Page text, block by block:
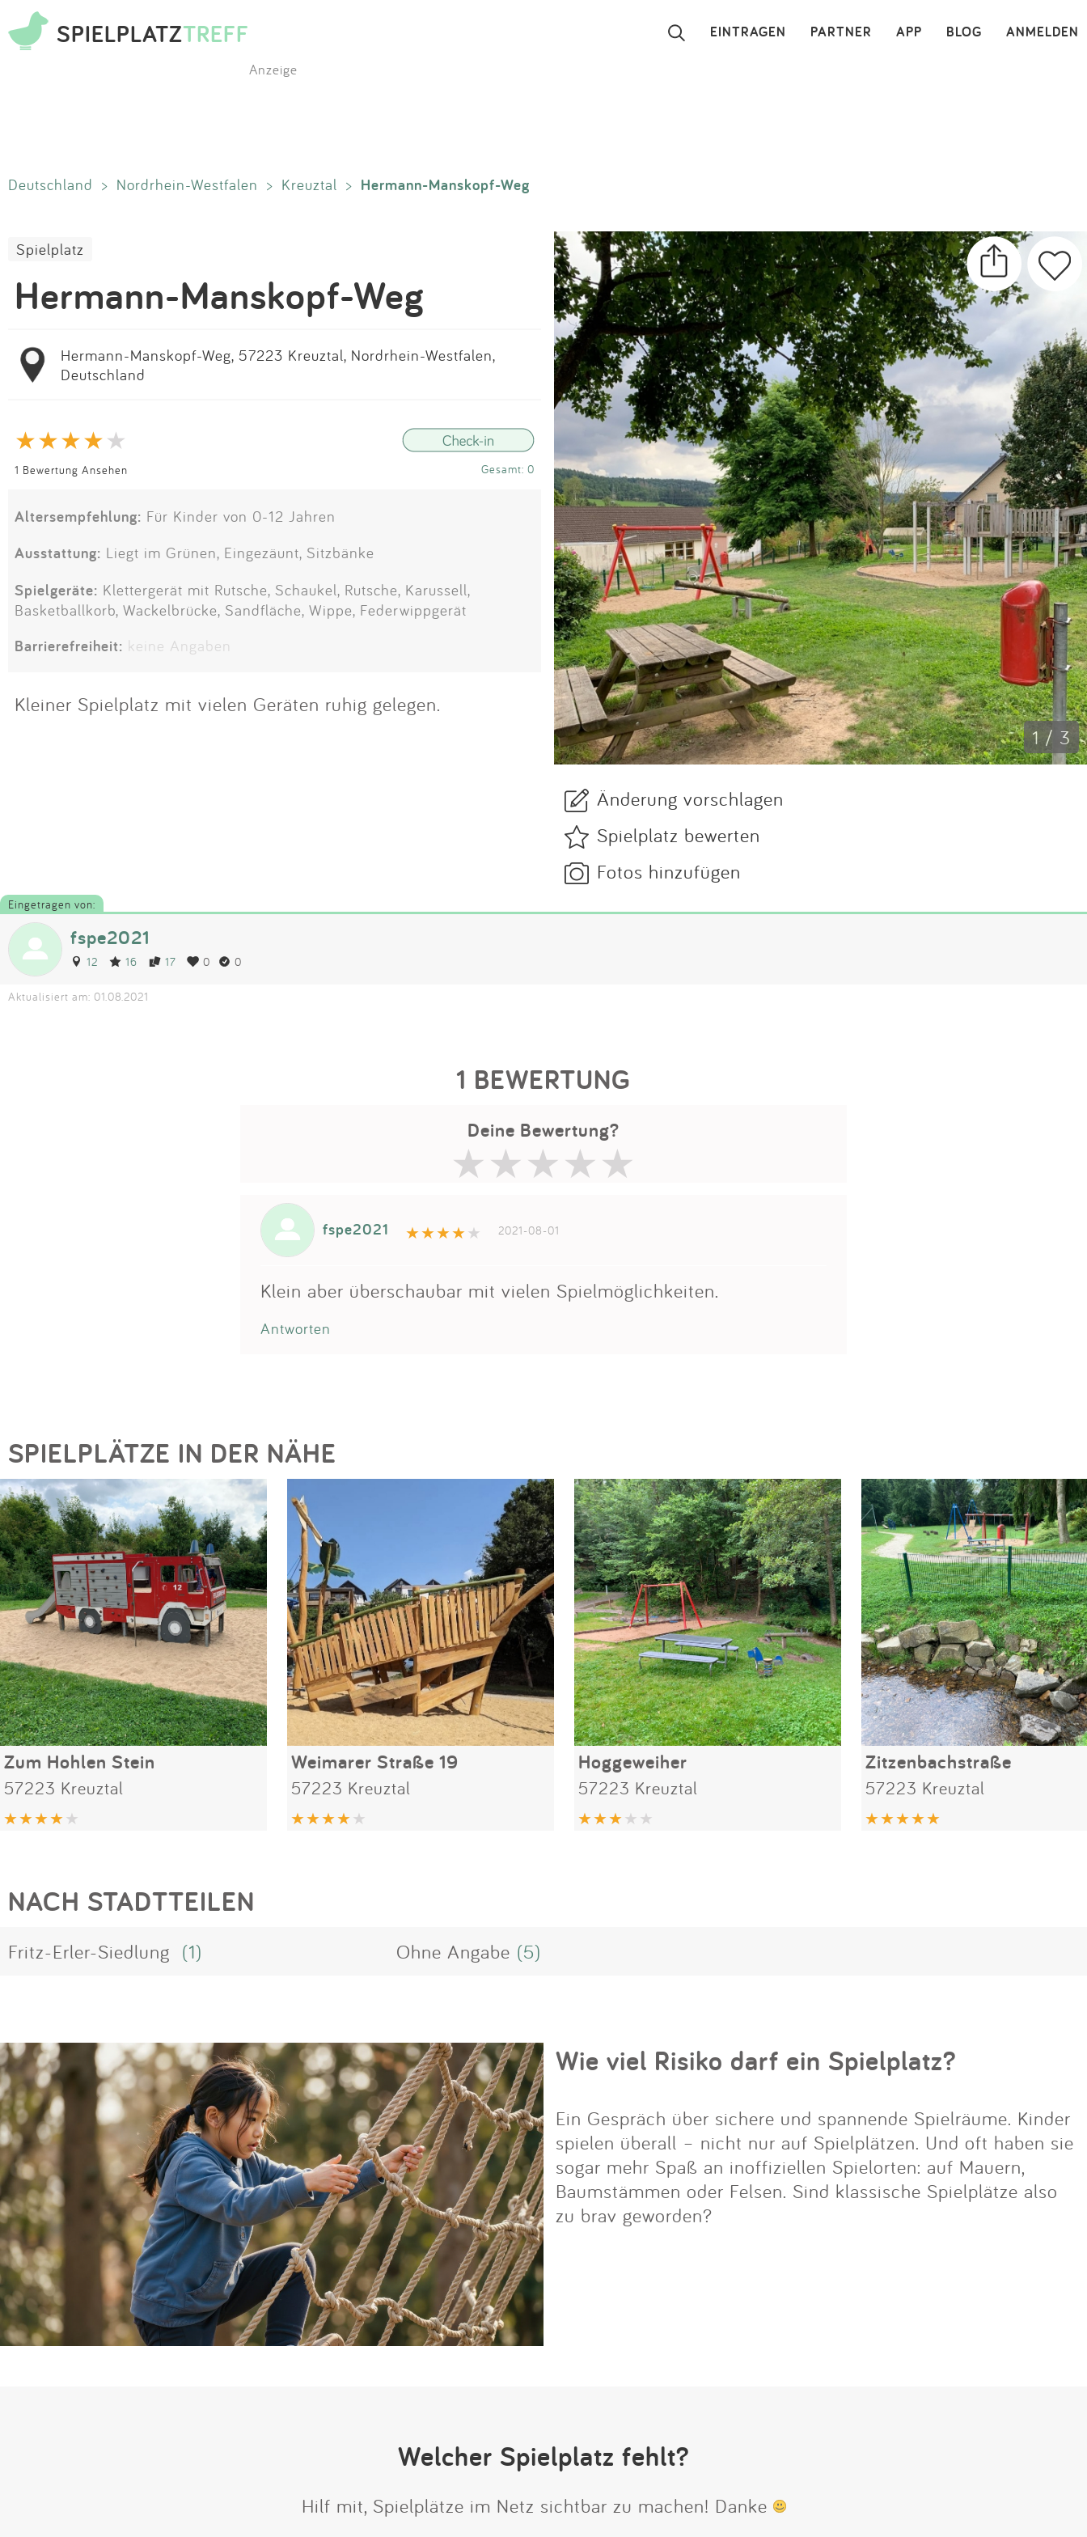
SPIELPLATZTREFF ANMELDEN
BLOG
APP
PARTNER
EINTRAGEN ×
App
Blog
Partner
Kontakt
Impressum
Anmelden
Anzeige
Deutschland > Nordrhein-Westfalen > Kreuztal > Hermann-Manskopf-Weg
Spielplatz
Hermann-Manskopf-Weg
Hermann-Manskopf-Weg, 57223 Kreuztal, Nordrhein-Westfalen,
Deutschland
1 Bewertung Ansehen Gesamt: 0
Altersempfehlung: Für Kinder von 0-12 Jahren
Ausstattung: Liegt im Grünen, Eingezäunt, Sitzbänke
Spielgeräte: Klettergerät mit Rutsche, Schaukel, Rutsche, Karussell,
Basketballkorb, Wackelbrücke, Sandfläche, Wippe, Federwippgerät
Barrierefreiheit: keine Angaben
Kleiner Spielplatz mit vielen Geräten ruhig gelegen.
1 / 3
Änderung vorschlagen
Spielplatz bewerten
Fotos hinzufügen
Eingetragen von:
fspe2021
12 16 17 0 0
Aktualisiert am: 01.08.2021
1 BEWERTUNG
Deine Bewertung?
fspe2021 2021-08-01
Klein aber überschaubar mit vielen Spielmöglichkeiten.
Antworten
SPIELPLÄTZE IN DER NÄHE
Zum Hohlen Stein
57223 Kreuztal
Weimarer Straße 19
57223 Kreuztal
Hoggeweiher
57223 Kreuztal
Zitzenbachstraße
57223 Kreuztal
NACH STADTTEILEN
Fritz-Erler-Siedlung (1) Ohne Angabe (5)
Wie viel Risiko darf ein Spielplatz?
Ein Gespräch über sichere und spannende Spielräume. Kinder
spielen überall – nicht nur auf Spielplätzen. Und oft haben sie
sogar mehr Spaß an inoffiziellen Spielorten: auf Mauern,
Baumstämmen oder Felsen. Sind klassische Spielplätze also
zu brav geworden?
Welcher Spielplatz fehlt?
Hilf mit, Spielplätze im Netz sichtbar zu machen! Danke